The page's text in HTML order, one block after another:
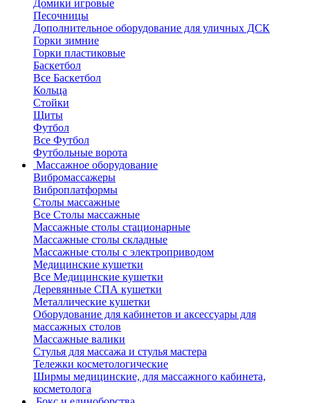
Домики игровые
Песочницы
Дополнительное оборудование для уличных ДСК
Горки зимние
Горки пластиковые
Баскетбол
Все Баскетбол
Кольца
Стойки
Щиты
Футбол
Все Футбол
Футбольные ворота
Массажное оборудование
Вибромассажеры
Виброплатформы
Столы массажные
Все Столы массажные
Массажные столы стационарные
Массажные столы складные
Массажные столы с электроприводом
Медицинские кушетки
Все Медицинские кушетки
Деревянные СПА кушетки
Металлические кушетки
Оборудование для кабинетов и аксессуары для
массажных столов
Массажные валики
Стулья для массажа и стулья мастера
Тележки косметологические
Ширмы медицинские, для массажного кабинета,
косметолога